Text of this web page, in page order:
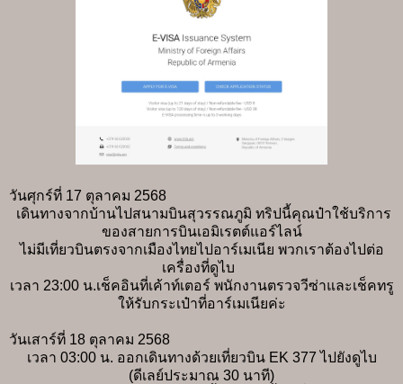
วันศุกร์ที่ 17 ตุลาคม 2568
เดินทางจากบ้านไปสนามบินสุวรรณภูมิ ทริปนี้คุณป๋าใช้บริการ
ของสายการบินเอมิเรตต์แอร์ไลน์
ไม่มีเที่ยวบินตรงจากเมืองไทยไปอาร์เมเนีย พวกเราต้องไปต่อ
เครื่องที่ดูไบ
เวลา 23:00 น.เช็คอินที่เค้าท์เตอร์ พนักงานตรวจวีซ่าและเช็คทรู
ให้รับกระเป๋าที่อาร์เมเนียค่ะ
วันเสาร์ที่ 18 ตุลาคม 2568
เวลา 03:00 น. ออกเดินทางด้วยเที่ยวบิน EK 377 ไปยังดูไบ
(ดีเลย์ประมาณ 30 นาที)